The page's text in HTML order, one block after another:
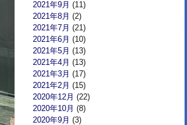
2021年9月 (11)
2021年8月 (2)
2021年7月 (21)
2021年6月 (10)
2021年5月 (13)
2021年4月 (13)
2021年3月 (17)
2021年2月 (15)
2020年12月 (22)
2020年10月 (8)
2020年9月 (3)